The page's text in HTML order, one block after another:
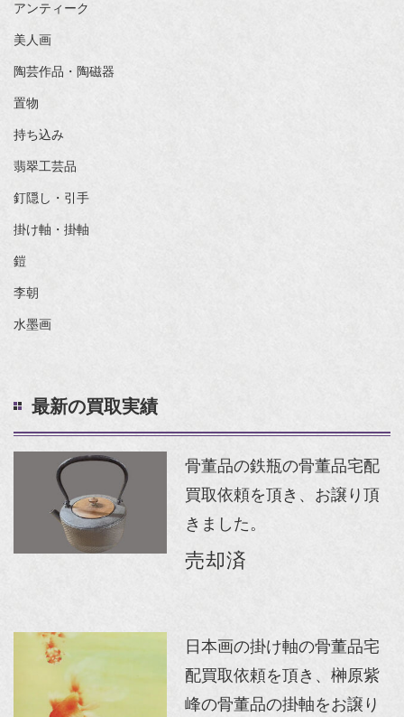
アンティーク
美人画
陶芸作品・陶磁器
置物
持ち込み
翡翠工芸品
釘隠し・引手
掛け軸・掛軸
鎧
李朝
水墨画
最新の買取実績
骨董品の鉄瓶の骨董品宅配
買取依頼を頂き、お譲り頂
きました。
売却済
日本画の掛け軸の骨董品宅
配買取依頼を頂き、榊原紫
峰の骨董品の掛軸をお譲り